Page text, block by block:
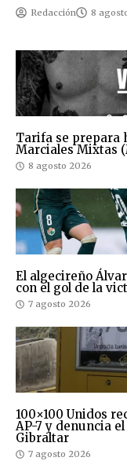
Redacción 8
Tarifa se prepara
Marciales Mixtas
8 agosto 2026
El algecireño
con el gol de la
7 agosto 2026
100×100 Unidos
AP-7 y denuncia
Gibraltar
7 agosto 2026